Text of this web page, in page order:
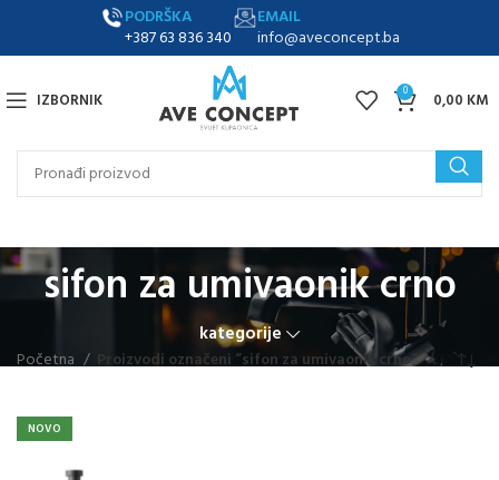
PODRŠKA
+387 63 836 340
EMAIL
info@aveconcept.ba
IZBORNIK 0 0,00 KM
sifon za umivaonik crno
kategorije
Početna Proizvodi označeni “sifon za umivaonik crno”
NOVO